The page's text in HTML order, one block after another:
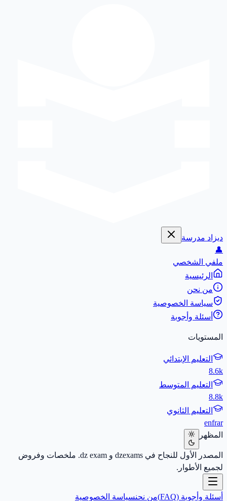
ديزاد مدرسة
👤
ملفي الشخصي
الرئيسية
من نحن
سياسة الخصوصية
أسئلة وأجوبة
المستويات
التعليم الإبتدائي
8.6k
التعليم المتوسط
8.8k
التعليم الثانوي
enfrar
المظهر
المصدر الأول للنجاح في dzexams و dz exam. ملخصات وفروض
لجميع الأطوار.
أسئلة وأجوبة (FAQ) من نحنسياسة الخصوصية